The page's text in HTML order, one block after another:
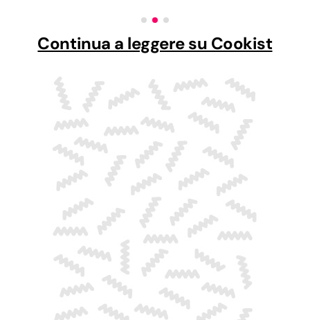
Continua a leggere su Cookist